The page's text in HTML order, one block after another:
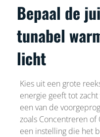
Bepaal de
tunabel
licht
Kies uit een grote
energie geeft tot
een van de
zoals Concentreren
een instelling die het